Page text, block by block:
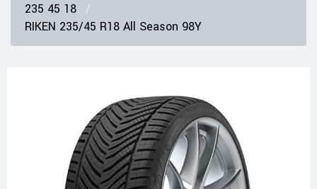
235 45 18
RIKEN 235/45 R18 All Season 98Y